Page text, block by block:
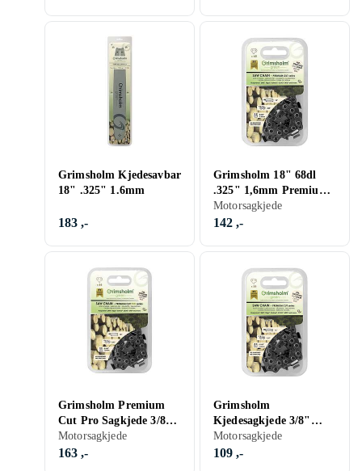
Grimsholm Kjedesavbar
18" .325" 1.6mm
183 ,-
Grimsholm 18" 68dl
.325" 1,6mm Premium
Cut Motorsågskedja
Motorsagkjede
142 ,-
Grimsholm Premium
Cut Pro Sagkjede 3/8"
1.6mm 66DL
Motorsagkjede
163 ,-
Grimsholm
Kjedesagkjede 3/8"
1.3mm 56DL
Motorsagkjede
109 ,-